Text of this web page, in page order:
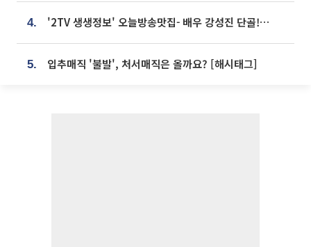
4. '2TV 생생정보' 오늘방송맛집- 배우 강성진 단골! 쌀국수ㆍ푸팟퐁 커리 맛집 '블○○○'
5. 입추매직 '불발', 처서매직은 올까요? [해시태그]